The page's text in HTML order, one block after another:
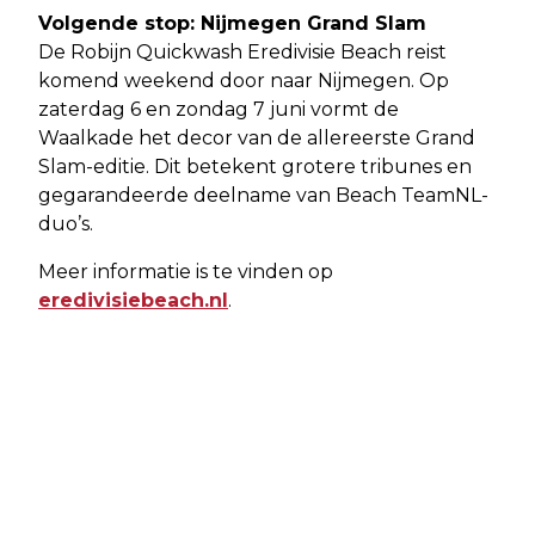
Volgende stop: Nijmegen Grand Slam
De Robijn Quickwash Eredivisie Beach reist
komend weekend door naar Nijmegen. Op
zaterdag 6 en zondag 7 juni vormt de
Waalkade het decor van de allereerste Grand
Slam-editie. Dit betekent grotere tribunes en
gegarandeerde deelname van Beach TeamNL-
duo’s.
Meer informatie is te vinden op
eredivisiebeach.nl.